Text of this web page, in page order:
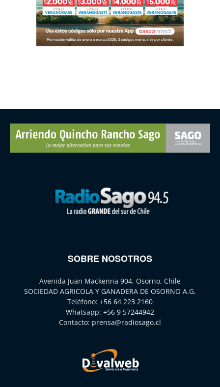
SOBRE NOSOTROS
Avenida Juan Mackenna 904, Osorno, Chile
SOCIEDAD AGRICOLA Y GANADERA DE OSORNO A.G.
Teléfono: +56 64 223 2160
Whatsapp: +56 9 57244942
Contacto: prensa@radiosago.cl